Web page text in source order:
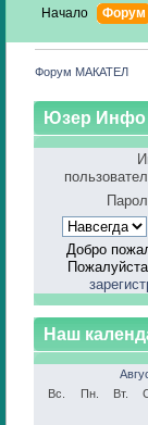
Начало Форум
Форум МАКАТЕЛ
Юзер Инфо
Добро
Наш
Вс.
Пн. Вт.